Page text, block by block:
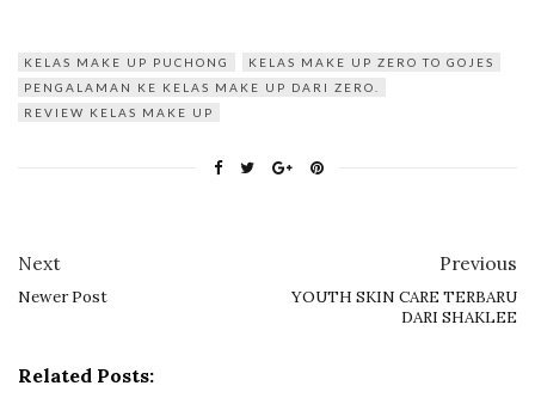
KELAS MAKE UP PUCHONG
KELAS MAKE UP ZERO TO GOJES
PENGALAMAN KE KELAS MAKE UP DARI ZERO.
REVIEW KELAS MAKE UP
Next
Newer Post
Previous
YOUTH SKIN CARE TERBARU
DARI SHAKLEE
Related Posts: